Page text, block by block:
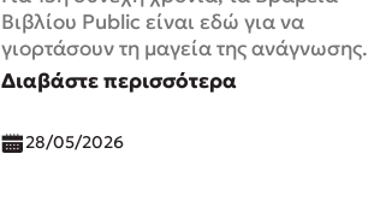
Βιβλίου Public είναι εδώ για να
γιορτάσουν τη μαγεία της ανάγνωσης.
Διαβάστε περισσότερα
28/05/2026